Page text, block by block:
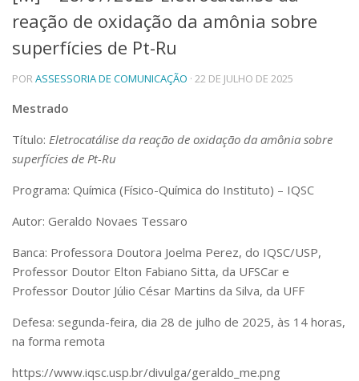
Telefones e Mapas
Pessoas
Ensino
Graduação
Educação a distância
Pesquisa e Inovação
Centros, Núcleos e Projetos em Rede
Iniciação Científica
Transferência de Tecnologia
Empresas Juniores
Extensão à Comunidade
Artes, Cultura e Esportes
Museus e Espaços Interativos
Serviços
reação de oxidação da amônia sobre
superfícies de Pt-Ru
PORASSESSORIA DE COMUNICAÇÃO · 22 DE JULHO DE 2025
Mestrado
Título: Eletrocatálise da reação de oxidação da amônia sobre
superfícies de Pt-Ru
Programa: Química (Físico-Química do Instituto) – IQSC
Autor: Geraldo Novaes Tessaro
Banca: Professora Doutora Joelma Perez, do IQSC/USP,
Professor Doutor Elton Fabiano Sitta, da UFSCar e
Professor Doutor Júlio César Martins da Silva, da UFF
Defesa: segunda-feira, dia 28 de julho de 2025, às 14 horas,
na forma remota
https://www.iqsc.usp.br/divulga/geraldo_me.png